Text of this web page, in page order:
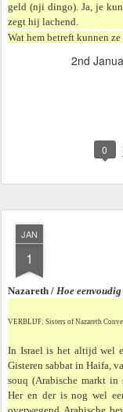
geld (nji dingo). Ja, je
zegt hij lachend.
Wat hem betreft kunnen
2nd
0
JAN
1
Nazareth / Hoe
VERBLIJF: Sisters of Nazareth
In Israel is het altijd wel
Gisteren sabbat in Haifa,
souq (Arabische markt in
Her en der is nog wel